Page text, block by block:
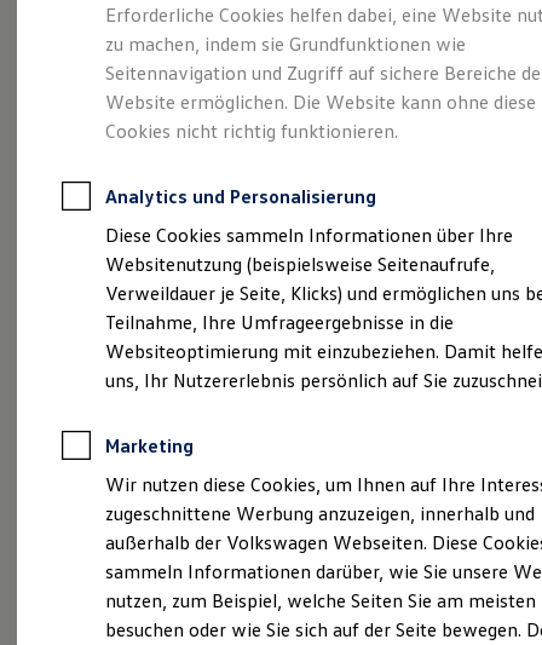
Leasing
Leasing-Angebote
Gebrauchtwagen Leasing
Junge Gebrauchtwagen-Leasing
Elektroauto Leasing
Kleinwagen-Leasing
Leasing ohne Anzahlung
Autokredit mit Schlussrate
Versicherungen und Garantien
Kfz-Versicherung
Restschuldversicherungen
Garantien
Wartungsverträge
Geschäftskunden
Professional Class bei Volkswagen
Großkunden
Behörden
Anpfiff zum Gewinn
Elektroautos
ID. Tutorials
Elektrofahrzeugkonzepte
Reichweite
Reichweite der ID. Modelle
Reichweite im Winter
So geht neu.
Entdecken Sie jetzt
den neuen ID.3 Neo!
(Impressum & Rechtliches)
Erforderliche Cookies helfen dabei, eine Website
zu machen, indem sie Grundfunktionen wie
Seitennavigation und Zugriff auf sichere Bereiche
Website ermöglichen. Die Website kann ohne diese
Cookies nicht richtig funktionieren.
Analytics und Personalisierung
Diese Cookies sammeln Informationen über Ihre
Websitenutzung (beispielsweise Seitenaufrufe,
Verweildauer je Seite, Klicks) und ermöglichen uns
Teilnahme, Ihre Umfrageergebnisse in die
Websiteoptimierung mit einzubeziehen. Damit
uns, Ihr Nutzererlebnis persönlich auf Sie
Marketing
Wir nutzen diese Cookies, um Ihnen auf Ihre
zugeschnittene Werbung anzuzeigen, innerhalb und
außerhalb der Volkswagen Webseiten. Diese
sammeln Informationen darüber, wie Sie unsere
nutzen, zum Beispiel, welche Seiten Sie am meisten
besuchen oder wie Sie sich auf der Seite bewegen.